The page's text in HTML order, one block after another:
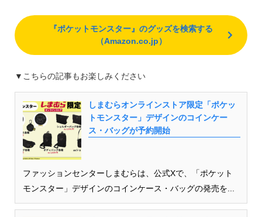
『ポケットモンスター』のグッズを検索する
（Amazon.co.jp）
▼こちらの記事もお楽しみください
しまむらオンラインストア限定「ポケッ
トモンスター」デザインのコインケー
ス・バッグが予約開始
ファッションセンターしまむらは、公式Xで、「ポケット
モンスター」デザインのコインケース・バッグの発売を...